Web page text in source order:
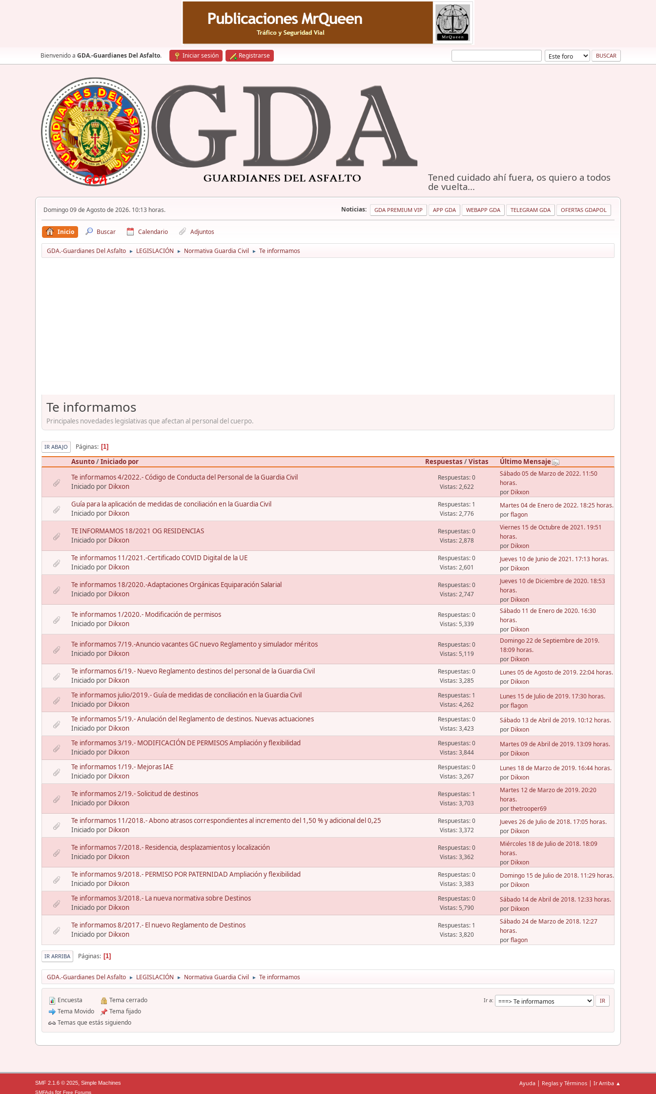
Bienvenido a GDA.-Guardianes Del Asfalto. Iniciar sesión Registrarse
Tened cuidado ahí fuera, os quiero a todos
de vuelta...
Domingo 09 de Agosto de 2026. 10:13 horas. Noticias: GDA PREMIUM VIP APP GDA WEBAPP GDA TELEGRAM GDA OFERTAS GDAPOL
Inicio Buscar Calendario Adjuntos
GDA.-Guardianes Del Asfalto ► LEGISLACIÓN ► Normativa Guardia Civil ► Te informamos
Te informamos
Principales novedades legislativas que afectan al personal del cuerpo.
IR ABAJO Páginas 1
Asunto/Iniciado por Respuestas /Vistas
Último Mensaje
Te informamos 4/2022.- Código de Conducta del Personal de la Guardia Civil
Iniciado por Dikxon
Respuestas: 0
Vistas: 2,622
Sábado 05 de Marzo de 2022. 11:50
horas.
por Dikxon
Guía para la aplicación de medidas de conciliación en la Guardia Civil
Iniciado por Dikxon
Respuestas: 1
Vistas: 2,776
Martes 04 de Enero de 2022. 18:25 horas.
porflagon
TE INFORMAMOS 18/2021 OG RESIDENCIAS
Iniciado por Dikxon
Respuestas: 0
Vistas: 2,878
Viernes 15 de Octubre de 2021. 19:51
horas.
por Dikxon
Te informamos 11/2021.-Certificado COVID Digital de la UE
Iniciado por Dikxon
Respuestas: 0
Vistas: 2,601
Jueves 10 de Junio de 2021. 17:13 horas.
por Dikxon
Te informamos 18/2020.-Adaptaciones Orgánicas Equiparación Salarial
Iniciado por Dikxon
Respuestas: 0
Vistas: 2,747
Jueves 10 de Diciembre de 2020. 18:53
horas.
por Dikxon
Te informamos 1/2020.- Modificación de permisos
Iniciado por Dikxon
Respuestas: 0
Vistas: 5,339
Sábado 11 de Enero de 2020. 16:30
horas.
por Dikxon
Te informamos 7/19.-Anuncio vacantes GC nuevo Reglamento y simulador méritos
Iniciado por Dikxon
Respuestas: 0
Vistas: 5,119
Domingo 22 de Septiembre de 2019.
18:09 horas.
por Dikxon
Te informamos 6/19.- Nuevo Reglamento destinos del personal de la Guardia Civil
Iniciado por Dikxon
Respuestas: 0
Vistas: 3,285
Lunes 05 de Agosto de 2019. 22:04 horas.
por Dikxon
Te informamos julio/2019.- Guía de medidas de conciliación en la Guardia Civil
Iniciado por Dikxon
Respuestas: 1
Vistas: 4,262
Lunes 15 de Julio de 2019. 17:30 horas.
porflagon
Te informamos 5/19.- Anulación del Reglamento de destinos. Nuevas actuaciones
Iniciado por Dikxon
Respuestas: 0
Vistas: 3,423
Sábado 13 de Abril de 2019. 10:12 horas.
por Dikxon
Te informamos 3/19.- MODIFICACIÓN DE PERMISOS Ampliación y flexibilidad
Iniciado por Dikxon
Respuestas: 0
Vistas: 3,844
Martes 09 de Abril de 2019. 13:09 horas.
por Dikxon
Te informamos 1/19.- Mejoras IAE
Iniciado por Dikxon
Respuestas: 0
Vistas: 3,267
Lunes 18 de Marzo de 2019. 16:44 horas.
por Dikxon
Te informamos 2/19.- Solicitud de destinos
Iniciado por Dikxon
Respuestas: 1
Vistas: 3,703
Martes 12 de Marzo de 2019. 20:20
horas.
porthetrooper69
Te informamos 11/2018.- Abono atrasos correspondientes al incremento del 1,50 % y adicional del 0,25
Iniciado por Dikxon
Respuestas: 0
Vistas: 3,372
Jueves 26 de Julio de 2018. 17:05 horas.
por Dikxon
Te informamos 7/2018.- Residencia, desplazamientos y localización
Iniciado por Dikxon
Respuestas: 0
Vistas: 3,362
Miércoles 18 de Julio de 2018. 18:09
horas.
por Dikxon
Te informamos 9/2018.- PERMISO POR PATERNIDAD Ampliación y flexibilidad
Iniciado por Dikxon
Respuestas: 0
Vistas: 3,383
Domingo 15 de Julio de 2018. 11:29 horas.
por Dikxon
Te informamos 3/2018.- La nueva normativa sobre Destinos
Iniciado por Dikxon
Respuestas: 0
Vistas: 5,790
Sábado 14 de Abril de 2018. 12:33 horas.
por Dikxon
Te informamos 8/2017.- El nuevo Reglamento de Destinos
Iniciado por Dikxon
Respuestas: 1
Vistas: 3,820
Sábado 24 de Marzo de 2018. 12:27
horas.
porflagon
IR ARRIBA Páginas 1
GDA.-Guardianes Del Asfalto ► LEGISLACIÓN ► Normativa Guardia Civil ► Te informamos
Ir a
Encuesta
Tema Movido
Tema cerrado
Tema fijado
Temas que estás siguiendo
Ayuda | Reglas y Términos | Ir Arriba ▲
SMF 2.1.6 © 2025, Simple Machines
SMFAds for Free Forums